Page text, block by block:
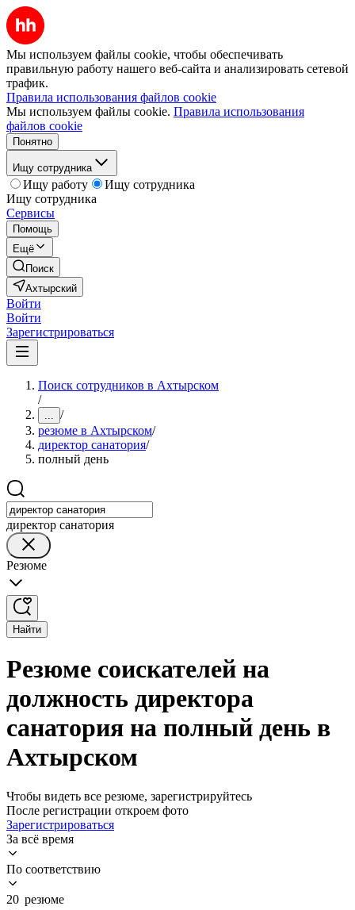
Мы используем файлы cookie, чтобы обеспечивать
правильную работу нашего веб-сайта и анализировать сетевой
трафик.
Правила использования файлов cookie
Мы используем файлы cookie. Правила использования
файлов cookie
Понятно
Ищу сотрудника
Ищу работу
Ищу сотрудника
Ищу сотрудника
Сервисы
Помощь
Ещё
Поиск
Ахтырский
Войти
Войти
Зарегистрироваться
Поиск сотрудников в Ахтырском
/
... /
резюме в Ахтырском/
директор санатория/
полный день
директор санатория
Резюме
Найти
Резюме соискателей на
должность директора
санатория на полный день в
Ахтырском
Чтобы видеть все резюме, зарегистрируйтесь
После регистрации откроем фото
Зарегистрироваться
За всё время
По соответствию
20 резюме